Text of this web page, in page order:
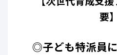
要】
◎子ども特派員